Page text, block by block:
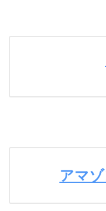
アマ